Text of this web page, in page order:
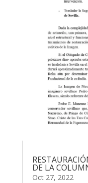
DE LA
Oct 27, 2022